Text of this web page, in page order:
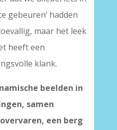
gebeuren’ hadden
maar het leek
heeft een
klank.
beelden in
samen
een berg